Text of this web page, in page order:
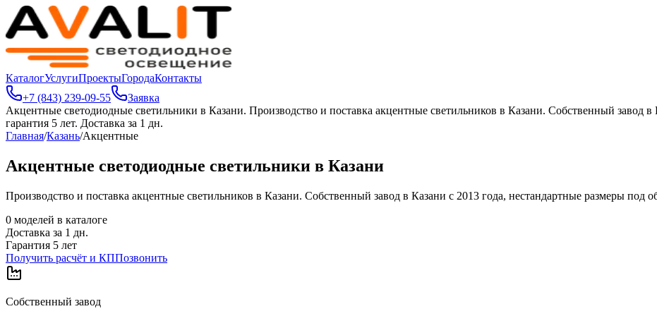
КаталогУслугиПроектыГородаКонтакты
+7 (843) 239-09-55
Заявка
Акцентные светодиодные светильники в Казани. Производство и поставка акцентные светильников в Казани. Собственный завод
гарантия 5 лет. Доставка за 1 дн.
Главная/Казань/Акцентные
Акцентные светодиодные светильники в Казани
Производство и поставка акцентные светильников в Казани. Собственный завод в Казани с 2013 года, нестандартные размеры под
0 моделей в каталоге
Доставка за 1 дн.
Гарантия 5 лет
Получить расчёт и КППозвонить
Собственный завод